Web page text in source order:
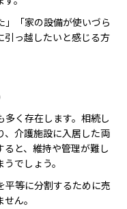
」「家の設備が使いづら
引っ越したいと感じる方
く存在します。相続し
、介護施設に入居した両
と、維持や管理が難し
でしょう。
平等に分割するために売
ん。